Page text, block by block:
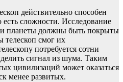
действительно способен
сложности. Исследование
планеты должны быть покрыты
смог их
потребуется сотни
сигнал из шума. Таким
цивилизаций может оказаться
менее развитых.